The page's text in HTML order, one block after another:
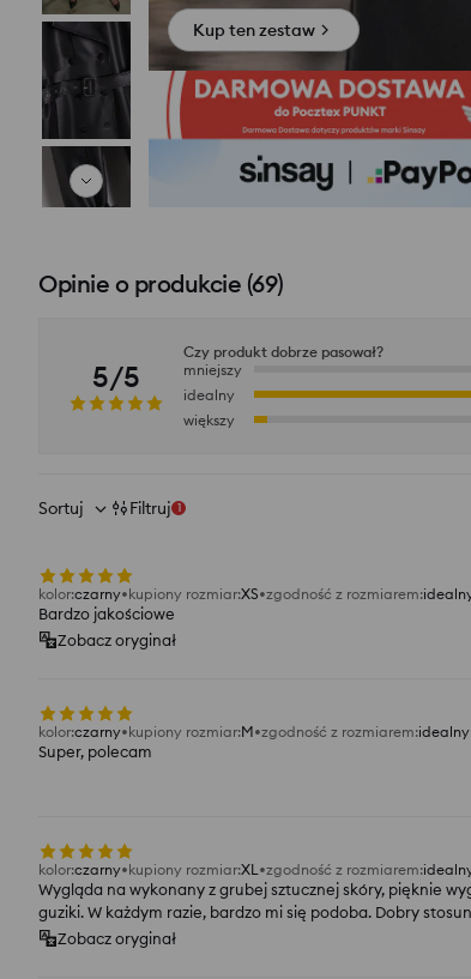
Kup ten zestaw
Opinie o produkcie (69)
5/5
Czy produkt dobrze pasował?
mniejszy
idealny
większy
Sortuj Filtruj 1
kolor:czarny kupiony rozmiar:XS zgodność z rozmiarem:
Bardzo jakościowe
Zobacz oryginał
kolor:czarny kupiony rozmiar:M zgodność z rozmiarem:idealny
Super, polecam
kolor:czarny kupiony rozmiar:XL zgodność z rozmiarem:
Wygląda na wykonany z grubej sztucznej skóry, pięknie
guziki. W każdym razie, bardzo mi się podoba. Dobry
Zobacz oryginał